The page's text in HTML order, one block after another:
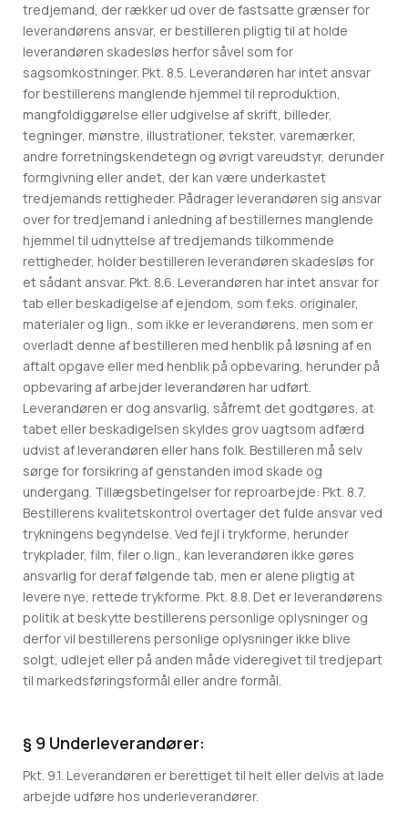
tredjemand, der rækker ud over de fastsatte grænser for
leverandørens ansvar, er bestilleren pligtig til at holde
leverandøren skadesløs herfor såvel som for
sagsomkostninger. Pkt. 8.5. Leverandøren har intet ansvar
for bestillerens manglende hjemmel til reproduktion,
mangfoldiggørelse eller udgivelse af skrift, billeder,
tegninger, mønstre, illustrationer, tekster, varemærker,
andre forretningskendetegn og øvrigt vareudstyr, derunder
formgivning eller andet, der kan være underkastet
tredjemands rettigheder. Pådrager leverandøren sig ansvar
over for tredjemand i anledning af bestillernes manglende
hjemmel til udnyttelse af tredjemands tilkommende
rettigheder, holder bestilleren leverandøren skadesløs for
et sådant ansvar. Pkt. 8.6. Leverandøren har intet ansvar for
tab eller beskadigelse af ejendom, som f.eks. originaler,
materialer og lign., som ikke er leverandørens, men som er
overladt denne af bestilleren med henblik på løsning af en
aftalt opgave eller med henblik på opbevaring, herunder på
opbevaring af arbejder leverandøren har udført.
Leverandøren er dog ansvarlig, såfremt det godtgøres, at
tabet eller beskadigelsen skyldes grov uagtsom adfærd
udvist af leverandøren eller hans folk. Bestilleren må selv
sørge for forsikring af genstanden imod skade og
undergang. Tillægsbetingelser for reproarbejde: Pkt. 8.7.
Bestillerens kvalitetskontrol overtager det fulde ansvar ved
trykningens begyndelse. Ved fejl i trykforme, herunder
trykplader, film, filer o.lign., kan leverandøren ikke gøres
ansvarlig for deraf følgende tab, men er alene pligtig at
levere nye, rettede trykforme. Pkt. 8.8. Det er leverandørens
politik at beskytte bestillerens personlige oplysninger og
derfor vil bestillerens personlige oplysninger ikke blive
solgt, udlejet eller på anden måde videregivet til tredjepart
til markedsføringsformål eller andre formål.
§ 9 Underleverandører:
Pkt. 9.1. Leverandøren er berettiget til helt eller delvis at lade
arbejde udføre hos underleverandører.